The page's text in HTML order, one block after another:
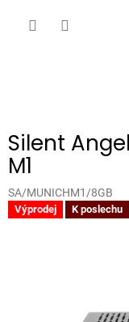
Silent
M1
SA/MUNICHM1/8GB
Výprodej K poslechu